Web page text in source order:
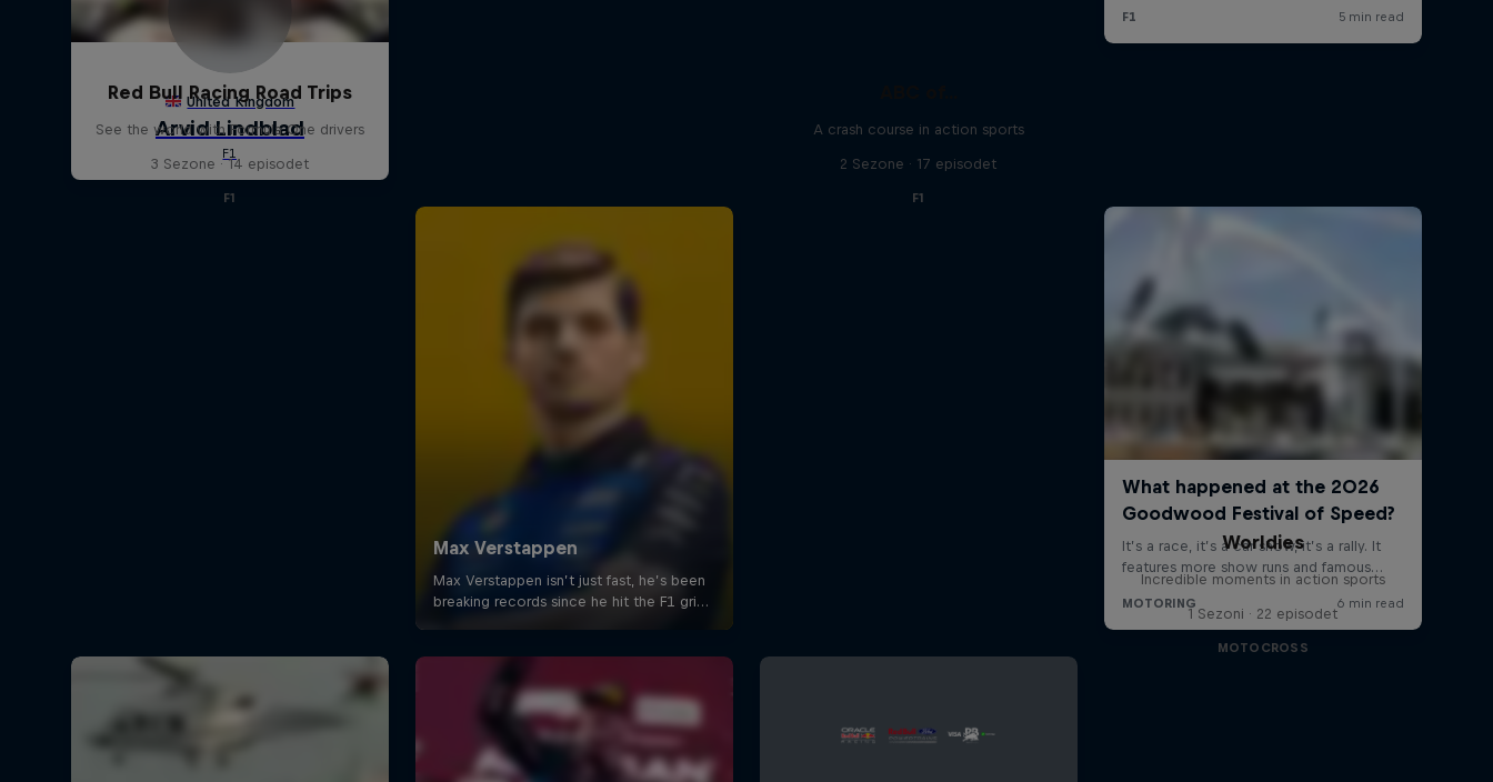
Red Bull Racing Road Trips
See the world with Formula One drivers
3 Sezone · 14 episodet
F1
A crash course in action sports
2 Sezone · 17 episodet
F1
Worldies
Incredible moments in action sports
1 Sezoni · 22 episodet
MOTOCROSS